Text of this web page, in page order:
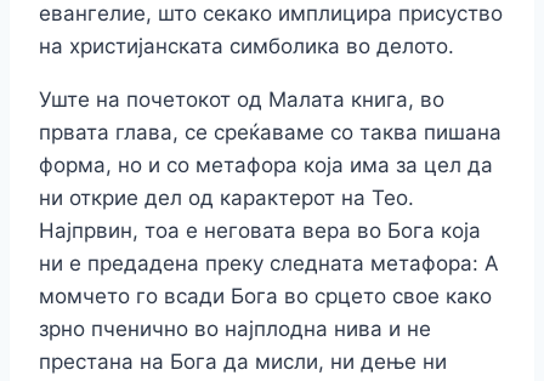
евангелие, што секако имплицира присуство
на христијанската симболика во делото.
Уште на почетокот од Малата книга, во
првата глава, се среќаваме со таква пишана
форма, но и со метафора која има за цел да
ни открие дел од карактерот на Тео.
Најпрвин, тоа е неговата вера во Бога која
ни е предадена преку следната метафора: А
момчето го всади Бога во срцето свое како
зрно пченично во најплодна нива и не
престана на Бога да мисли, ни дење ни